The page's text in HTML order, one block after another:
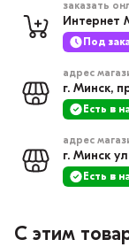
заказать
Интернет
Под
адрес
г. Минск,
Есть в
адрес
г. Минск
Есть в
С этим